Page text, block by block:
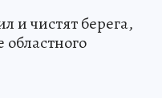
и чистят берега,
областного